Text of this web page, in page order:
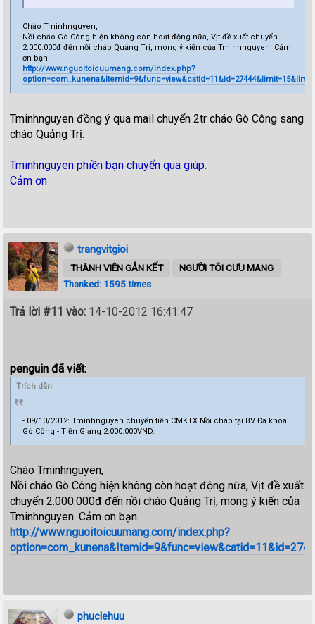
Chào Tminhnguyen,
Nồi cháo Gò Công hiện không còn hoạt động nữa, Vịt đề xuất chuyển
2.000.000đ đến nồi cháo Quảng Trị, mong ý kiến của Tminhnguyen. Cảm
ơn bạn.
http://www.nguoitoicuumang.com/index.php?
Tminhnguyen đồng ý qua mail chuyển 2tr cháo Gò Công sang
cháo Quảng Trị.
Tminhnguyen phiền bạn chuyển qua giúp.
Cảm ơn
trangvitgioi
THÀNH VIÊN GẮN KẾT
NGƯỜI TÔI CƯU MANG
Thanked: 1595 times
Trả lời #11 vào: 14-10-2012 16:41:47
penguin đã viết:
Trích dẫn
- 09/10/2012: Tminhnguyen chuyển tiền CMKTX Nồi cháo tại BV Đa khoa
Gò Công - Tiền Giang 2.000.000VND.
Chào Tminhnguyen,
Nồi cháo Gò Công hiện không còn hoạt động nữa, Vịt đề xuất
chuyển 2.000.000đ đến nồi cháo Quảng Trị, mong ý kiến của
Tminhnguyen. Cảm ơn bạn.
http://www.nguoitoicuumang.com/index.php?
phuclehuu